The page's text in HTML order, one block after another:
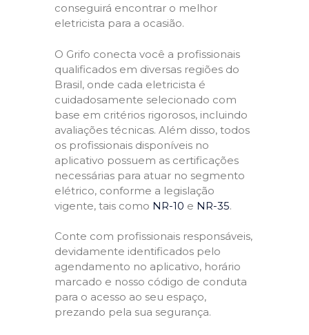
conseguirá encontrar o melhor
eletricista para a ocasião.
O Grifo conecta você a profissionais
qualificados em diversas regiões do
Brasil, onde cada eletricista é
cuidadosamente selecionado com
base em critérios rigorosos, incluindo
avaliações técnicas. Além disso, todos
os profissionais disponíveis no
aplicativo possuem as certificações
necessárias para atuar no segmento
elétrico, conforme a legislação
vigente, tais como NR-10 e NR-35.
Conte com profissionais responsáveis,
devidamente identificados pelo
agendamento no aplicativo, horário
marcado e nosso código de conduta
para o acesso ao seu espaço,
prezando pela sua segurança.